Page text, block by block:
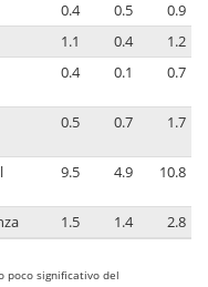
0.4 0.5
0.9
1.1 0.4
1.2
0.4 0.1 0.7
0.5 0.7 1.7
9.5 4.9 10.8
1.5 1.4 2.8
poco significativo del